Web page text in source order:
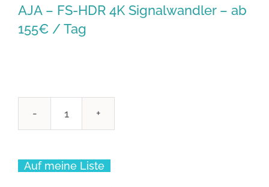
AJA – FS-HDR 4K Signalwandler – ab
155€ / Tag
AJA
FS-
HDR
Auf meine Liste